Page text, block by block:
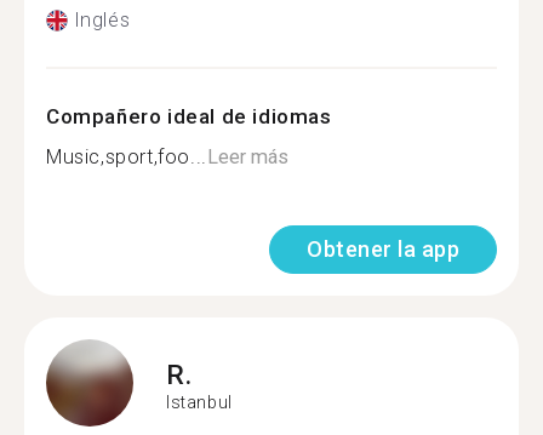
Inglés
Compañero ideal de idiomas
Music,sport,foo...Leer más
Obtener la app
R.
Istanbul